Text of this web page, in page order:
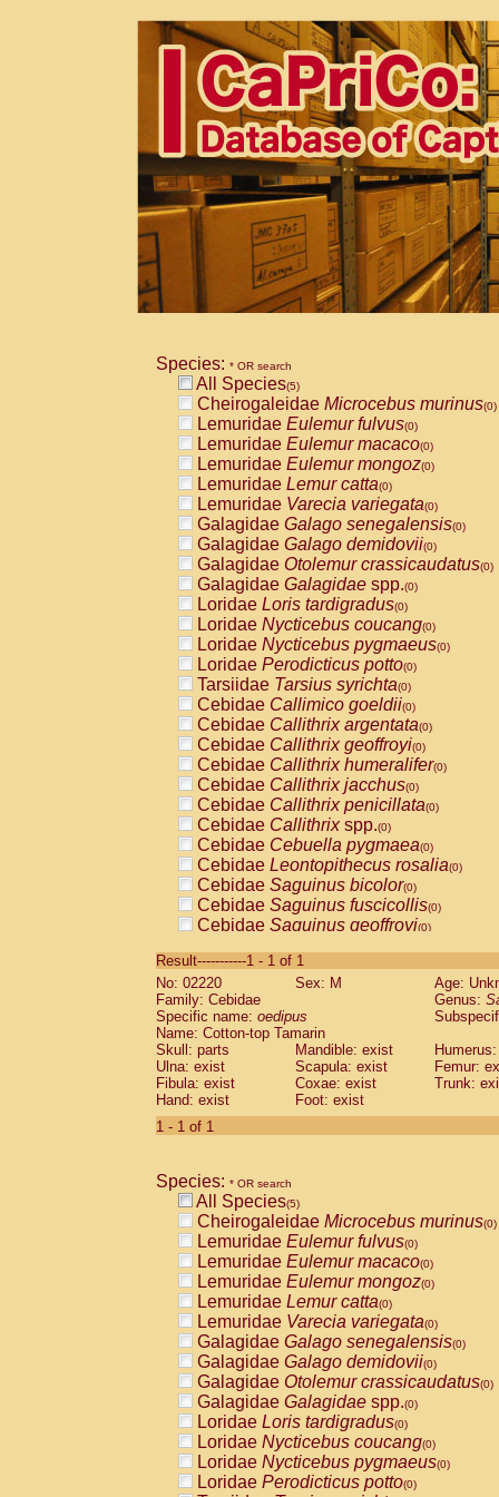
Species: * OR search
All Species(5)
Cheirogaleidae Microcebus murinus(0)
Lemuridae Eulemur fulvus(0)
Lemuridae Eulemur macaco(0)
Lemuridae Eulemur mongoz(0)
Lemuridae Lemur catta(0)
Lemuridae Varecia variegata(0)
Galagidae Galago senegalensis(0)
Galagidae Galago demidovii(0)
Galagidae Otolemur crassicaudatus(0)
Galagidae Galagidae spp.(0)
Loridae Loris tardigradus(0)
Loridae Nycticebus coucang(0)
Loridae Nycticebus pygmaeus(0)
Loridae Perodicticus potto(0)
Tarsiidae Tarsius syrichta(0)
Cebidae Callimico goeldii(0)
Cebidae Callithrix argentata(0)
Cebidae Callithrix geoffroyi(0)
Cebidae Callithrix humeralifer(0)
Cebidae Callithrix jacchus(0)
Cebidae Callithrix penicillata(0)
Cebidae Callithrixspp.(0)
Cebidae Cebuella pygmaea(0)
Cebidae Leontopithecus rosalia(0)
Cebidae Saguinus bicolor(0)
Cebidae Saguinus fuscicollis(0)
Cebidae Saguinus geoffroyi(0)
CebidaeSaguinus labiatus(0)
Cebidae Saguinus leucopus (0)
Cebidae
CebidaeSaguinus mystax
Cebidae Saguinus nigricollis (1)
Cebidae Saguinus oedipus
Cebidae Saguinus weddelli
Cebidae Saguinusspp.
Cebidae
CebidaeCebus capucinus
CebidaeCebus nigrivittatus
CebidaeCebus spp.(0)
CebidaeSaimiri boliviensis(0)
CebidaeSaimiri sciureus(0)
AtelidaeAlouatta caraya(0)
AtelidaeAlouatta fusca(0)
AtelidaeAlouatta seniculus(0)
AtelidaeAlouattaspp.(0)
AtelidaeAteles belzebuth(0)
AtelidaeAteles geoffroyi(0)
AtelidaeAteles paniscus(0)
AtelidaeAtelesspp.(0)
AtelidaeLagothrix lagothricha(0)
AtelidaeLagothrix lagothricha cana
PitheciidaeCacajao calvus
Result-----------1 - 1 of 1
No: 02220
Sex: M
Age:
Family: Cebidae
Genus:
Specific name: oedipus
Name: Cotton-top Tamarin
Skull: parts
Mandible: exist
Ulna: exist
Scapula: exist
Femur:
Fibula: exist
Coxae: exist
Trunk:
Hand: exist
Foot: exist
1 - 1 of 1
Species: * OR search
All Species(5)
Cheirogaleidae Microcebus murinus(0)
Lemuridae Eulemur fulvus(0)
Lemuridae Eulemur macaco(0)
Lemuridae Eulemur mongoz(0)
Lemuridae Lemur catta(0)
Lemuridae Varecia variegata(0)
Galagidae Galago senegalensis(0)
Galagidae Galago demidovii(0)
Galagidae Otolemur crassicaudatus(0)
Galagidae Galagidae spp.(0)
Loridae Loris tardigradus(0)
Loridae Nycticebus coucang(0)
Loridae Nycticebus pygmaeus(0)
Loridae Perodicticus potto(0)